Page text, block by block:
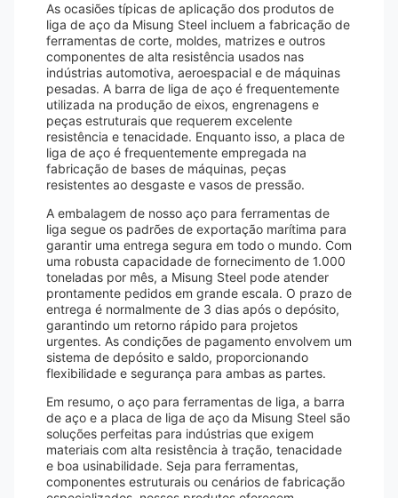
As ocasiões típicas de aplicação dos produtos de
liga de aço da Misung Steel incluem a fabricação de
ferramentas de corte, moldes, matrizes e outros
componentes de alta resistência usados ​​nas
indústrias automotiva, aeroespacial e de máquinas
pesadas. A barra de liga de aço é frequentemente
utilizada na produção de eixos, engrenagens e
peças estruturais que requerem excelente
resistência e tenacidade. Enquanto isso, a placa de
liga de aço é frequentemente empregada na
fabricação de bases de máquinas, peças
resistentes ao desgaste e vasos de pressão.
A embalagem de nosso aço para ferramentas de
liga segue os padrões de exportação marítima para
garantir uma entrega segura em todo o mundo. Com
uma robusta capacidade de fornecimento de 1.000
toneladas por mês, a Misung Steel pode atender
prontamente pedidos em grande escala. O prazo de
entrega é normalmente de 3 dias após o depósito,
garantindo um retorno rápido para projetos
urgentes. As condições de pagamento envolvem um
sistema de depósito e saldo, proporcionando
flexibilidade e segurança para ambas as partes.
Em resumo, o aço para ferramentas de liga, a barra
de aço e a placa de liga de aço da Misung Steel são
soluções perfeitas para indústrias que exigem
materiais com alta resistência à tração, tenacidade
e boa usinabilidade. Seja para ferramentas,
componentes estruturais ou cenários de fabricação